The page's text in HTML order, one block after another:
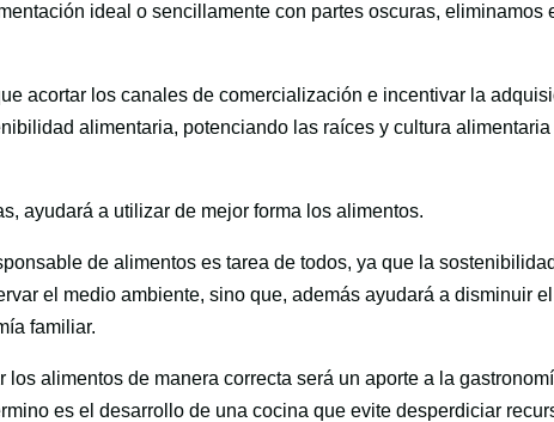
ideal o sencillamente con partes oscuras, eliminamos
acortar los canales de comercialización e incentivar la
alimentaria, potenciando las raíces y cultura alimentaria
ayudará a utilizar de mejor forma los alimentos.
de alimentos es tarea de todos, ya que la
el medio ambiente, sino que, además ayudará a disminuir el
familiar.
los alimentos de manera correcta será un aporte a la
es el desarrollo de una cocina que evite desperdiciar